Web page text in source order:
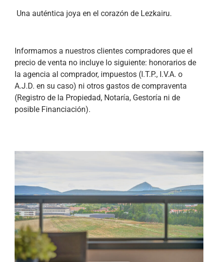
Una auténtica joya en el corazón de Lezkairu.
Informamos a nuestros clientes compradores que el
precio de venta no incluye lo siguiente: honorarios de
la agencia al comprador, impuestos (I.T.P., I.V.A. o
A.J.D. en su caso) ni otros gastos de compraventa
(Registro de la Propiedad, Notaría, Gestoría ni de
posible Financiación).